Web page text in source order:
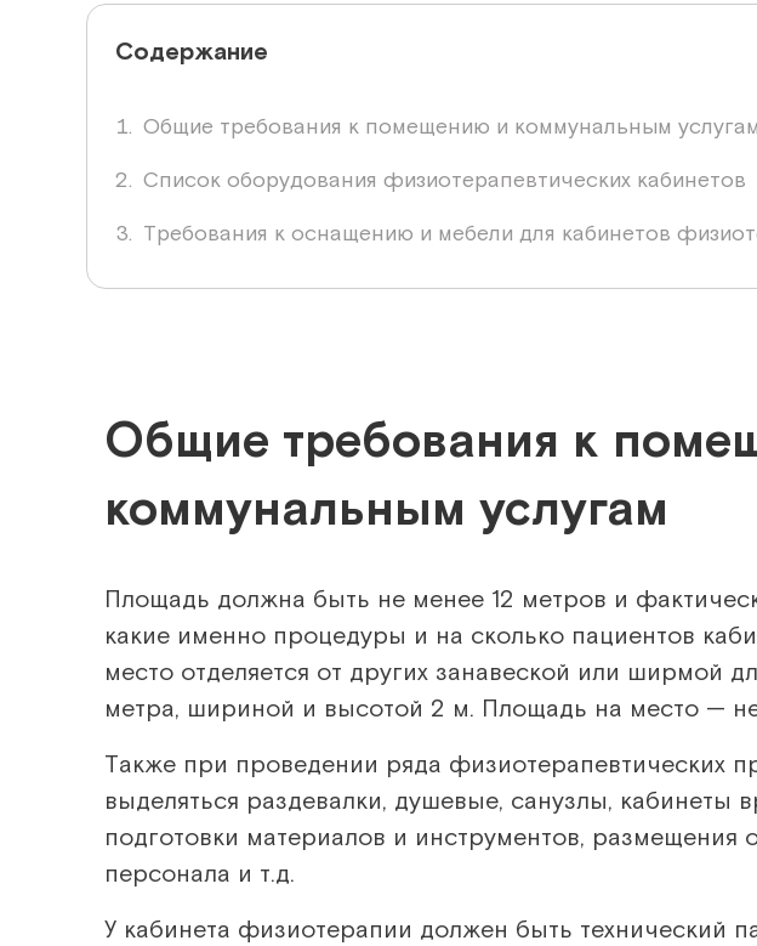
Содержание
Общие требования к помещению и коммунальным услугам
Список оборудования физиотерапевтических кабинетов
Требования к оснащению и мебели для кабинетов
Общие требования к
коммунальным услугам
Площадь должна быть не менее 12 метров и
какие именно процедуры и на сколько пациентов
место отделяется от других занавеской или ширмой
метра, шириной и высотой 2 м. Площадь на место —
Также при проведении ряда физиотерапевтических
выделяться раздевалки, душевые, санузлы, кабинеты
подготовки материалов и инструментов, размещения
персонала и т.д.
У кабинета физиотерапии должен быть технический